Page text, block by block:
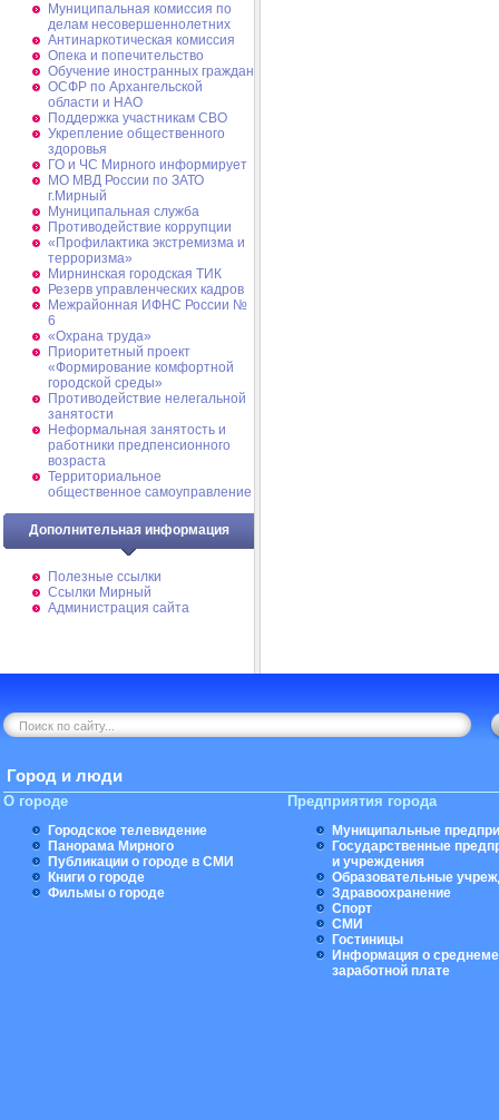
Муниципальная комиссия по
делам несовершеннолетних
Антинаркотическая комиссия
Опека и попечительство
Обучение иностранных граждан
ОСФР по Архангельской
области и НАО
Поддержка участникам СВО
Укрепление общественного
здоровья
ГО и ЧС Мирного информирует
МО МВД России по ЗАТО
г.Мирный
Муниципальная cлужба
Противодействие коррупции
«Профилактика экстремизма и
терроризма»
Мирнинская городская ТИК
Резерв управленческих кадров
Межрайонная ИФНС России №
6
«Охрана труда»
Приоритетный проект
«Формирование комфортной
городской среды»
Противодействие нелегальной
занятости
Неформальная занятость и
работники предпенсионного
возраста
Территориальное
общественное самоуправление
Дополнительная информация
Полезные ссылки
Ссылки Мирный
Администрация сайта
Город и люди
О городе
Городское телевидение
Панорама Мирного
Публикации о городе в СМИ
Книги о городе
Фильмы о городе
Предприятия города
Муниципальные
Государственные
и учреждения
Образовательные
Здравоохранение
Спорт
СМИ
Гостиницы
Информация о
заработной плате